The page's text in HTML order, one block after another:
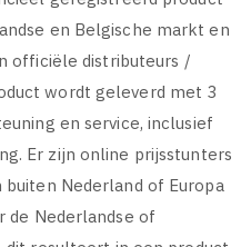
en Belgische markt en
officiële distributeurs /
wordt geleverd met 3
en service, inclusief
Er zijn online prijsstunters
Nederland of Europa
de Nederlandse of